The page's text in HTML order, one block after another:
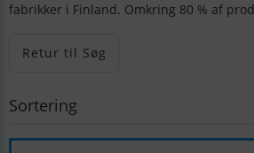
fabrikker i Finland. Omkring 80 % af
Retur til Søg
Sortering